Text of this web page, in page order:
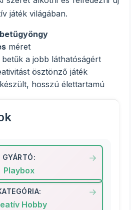
játék világában.
méret
betűk a jobb láthatóságért
ösztönző játék
készült, hosszú élettartamú
GYÁRTÓ:
Playbox
Hobby